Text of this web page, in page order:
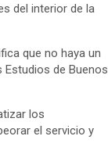
del interior de la
que no haya un
de Buenos
los
el servicio y